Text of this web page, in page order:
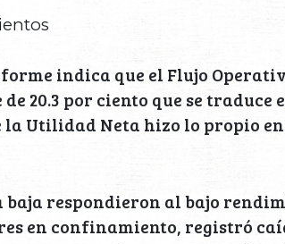
indica que el Flujo
20.3 por ciento que se traduce
la Utilidad Neta hizo lo propio en
baja respondieron al bajo
en confinamiento, registró